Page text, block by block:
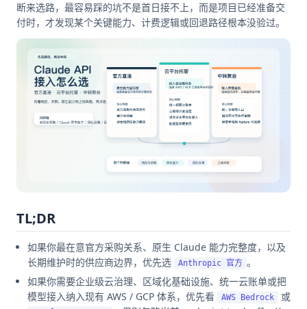
断来选路，最容易踩的坑不是首日接不上，而是项目已经准备交
付时，才发现某个关键能力、计费逻辑或回退路径根本没验过。
TL;DR
如果你最在意官方采购关系、原生 Claude 能力完整度，以及
长期维护时的供应商边界，优先选
Anthropic 官方 。
如果你需要企业级云治理、区域化基础设施、统一云账单或把
模型接入纳入现有 AWS / GCP 体系，优先看
AWS Bedrock 或